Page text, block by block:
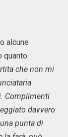
alcune
quanto
che non mi
Complimenti
davvero
punta di